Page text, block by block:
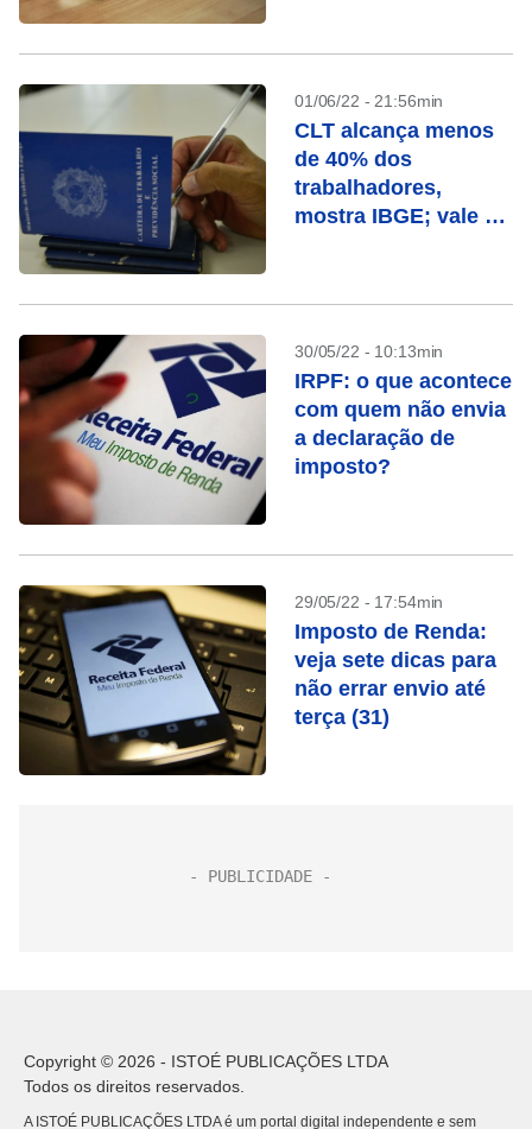
01/06/22 - 21:56min
CLT alcança menos
de 40% dos
trabalhadores,
mostra IBGE; vale a
30/05/22 - 10:13min
IRPF: o que acontece
com quem não envia
a declaração de
imposto?
29/05/22 - 17:54min
Imposto de Renda:
veja sete dicas para
não errar envio até
terça (31)
Copyright © 2026 - ISTOÉ PUBLICAÇÕES LTDA
Todos os direitos reservados.
A ISTOÉ PUBLICAÇÕES LTDA é um portal digital independente e sem